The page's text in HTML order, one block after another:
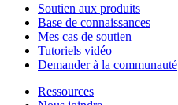
Soutien aux produits
Base de connaissances
Mes cas de soutien
Tutoriels vidéo
Demander à la communauté
Ressources